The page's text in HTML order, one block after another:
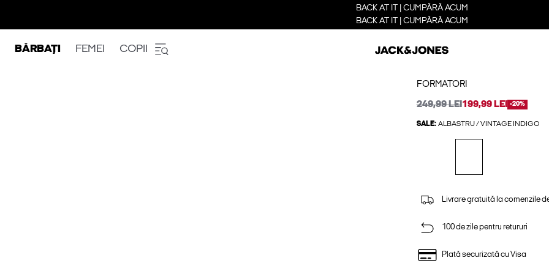
BACK AT IT | CUMPĂRĂ ACUM
BACK AT IT | CUMPĂRĂ ACUM
BĂRBAȚI FEMEI COPII
FORMATORI
249,99 LEI199,99 LEI -20%
SALE: ALBASTRU / VINTAGE INDIGO
Livrare gratuită la comenzile
100 de zile pentru retururi
Plată securizată cu Visa